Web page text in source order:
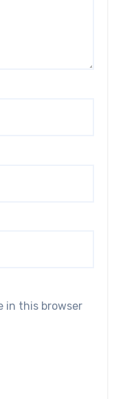
in this browser